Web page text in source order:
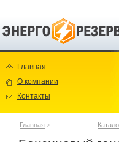
Главная
О компании
Контакты
Главная >